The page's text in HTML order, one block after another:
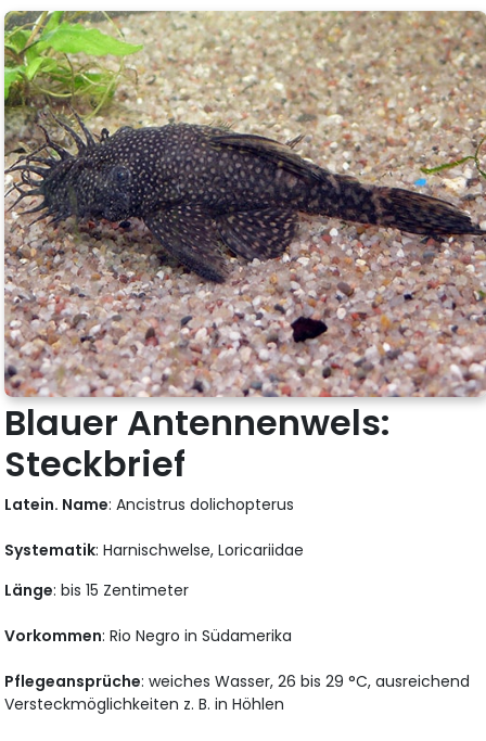
Blauer Antennenwels:
Steckbrief
Latein. Name: Ancistrus dolichopterus
Systematik: Harnischwelse, Loricariidae
Länge: bis 15 Zentimeter
Vorkommen: Rio Negro in Südamerika
Pflegeansprüche: weiches Wasser, 26 bis 29 °C, ausreichend
Versteckmöglichkeiten z. B. in Höhlen